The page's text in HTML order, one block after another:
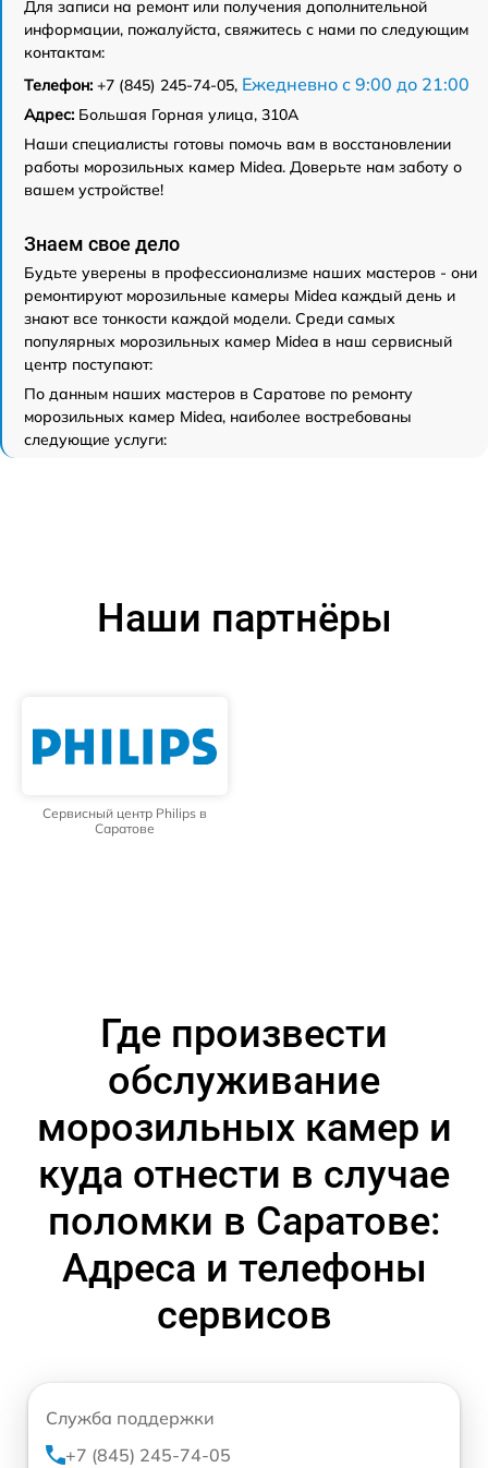
Для записи на ремонт или получения дополнительной
информации, пожалуйста, свяжитесь с нами по следующим
контактам:
Телефон: +7 (845) 245-74-05, Ежедневно с 9:00 до 21:00
Адрес: Большая Горная улица, 310А
Наши специалисты готовы помочь вам в восстановлении
работы морозильных камер Midea. Доверьте нам заботу о
вашем устройстве!
Знаем свое дело
Будьте уверены в профессионализме наших мастеров - они
ремонтируют морозильные камеры Midea каждый день и
знают все тонкости каждой модели. Среди самых
популярных морозильных камер Midea в наш сервисный
центр поступают:
По данным наших мастеров в Саратове по ремонту
морозильных камер Midea, наиболее востребованы
следующие услуги:
Наши партнёры
Сервисный центр Philips в
Саратове
Где произвести
обслуживание
морозильных камер и
куда отнести в случае
поломки в Саратове:
Адреса и телефоны
сервисов
Служба поддержки
+7 (845) 245-74-05